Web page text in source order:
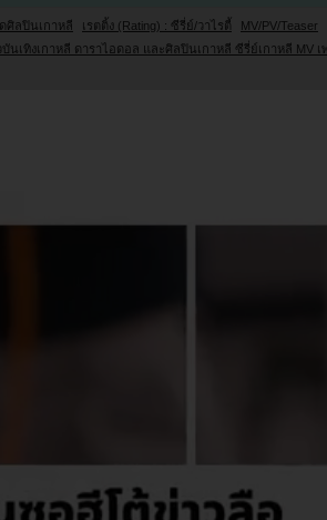
ศิลปินเกาหลี เรตติ้ง (Rating) : ซีรี่ย์/วาไรตี้
MV/PV/Teaser
บันเทิงเกาหลี ดาราไอดอล และศิลปินเกาหลี ซีรี่ย์เกาหลี MV